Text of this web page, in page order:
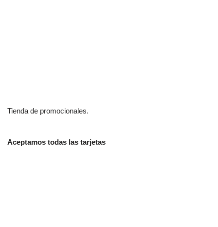
Tienda de promocionales.
Aceptamos todas las tarjetas